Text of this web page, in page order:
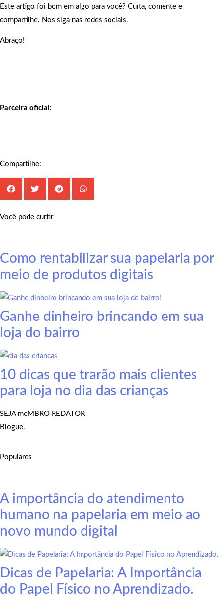
Este artigo foi bom em algo para você? Curta, comente e
compartilhe. Nos siga nas redes sociais.
Abraço!
Parceira oficial:
Compartilhe:
Você pode curtir
Como rentabilizar sua papelaria por
meio de produtos digitais
Ganhe dinheiro brincando em sua
loja do bairro
10 dicas que trarão mais clientes
para loja no dia das crianças
SEJA meMBRO REDATOR
Blogue.
Populares
A importância do atendimento
humano na papelaria em meio ao
novo mundo digital
Dicas de Papelaria: A Importância
do Papel Físico no Aprendizado.